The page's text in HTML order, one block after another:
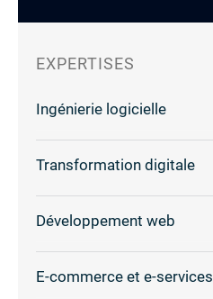
EXPERTISES
Ingénierie logicielle
Transformation digitale
Développement web
E-commerce et e-services